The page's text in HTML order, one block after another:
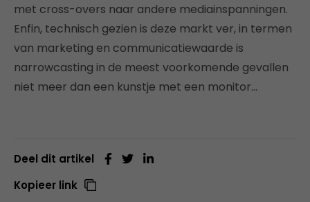
met cross-overs naar andere mediainspanningen.
Enfin, technisch gezien is deze markt ver, in termen
van marketing en communicatiewaarde is
narrowcasting in de meest voorkomende gevallen
niet meer dan een kunstje met een monitor…
Deel dit artikel
Kopieer link